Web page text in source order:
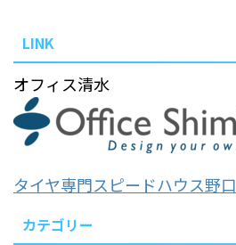
LINK
オフィス清水
タイヤ専門スピードハウス野口
カテゴリー